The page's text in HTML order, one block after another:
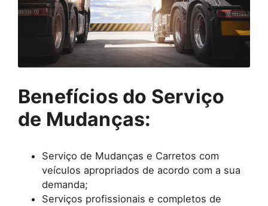
Benefícios do Serviço
de Mudanças:
Serviço de Mudanças e Carretos com
veículos apropriados de acordo com a sua
demanda;
Serviços profissionais e completos de